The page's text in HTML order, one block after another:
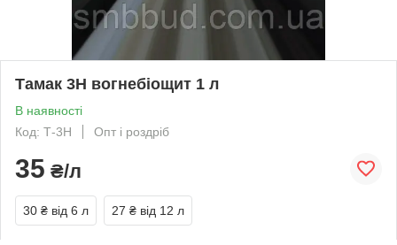
Тамак 3Н вогнебіощит 1 л
В наявності
Код: Т-3Н
Опт і роздріб
35 ₴/л
30 ₴ від 6 л 27 ₴ від 12 л